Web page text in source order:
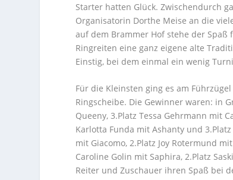
Starter hatten Glück. Zwischendurch
Organisatorin Dorthe Meise an die
auf dem Brammer Hof stehe der
Ringreiten eine ganz eigene alte
Einstig, bei dem einmal ein wenig
Für die Kleinsten ging es am
Ringscheibe. Die Gewinner waren: in
Queeny, 3.Platz Tessa Gehrmann mit
Karlotta Funda mit Ashanty und
mit Giacomo, 2.Platz Joy Rotermund
Caroline Golin mit Saphira, 2.Platz
Reiter und Zuschauer ihren Spaß bei